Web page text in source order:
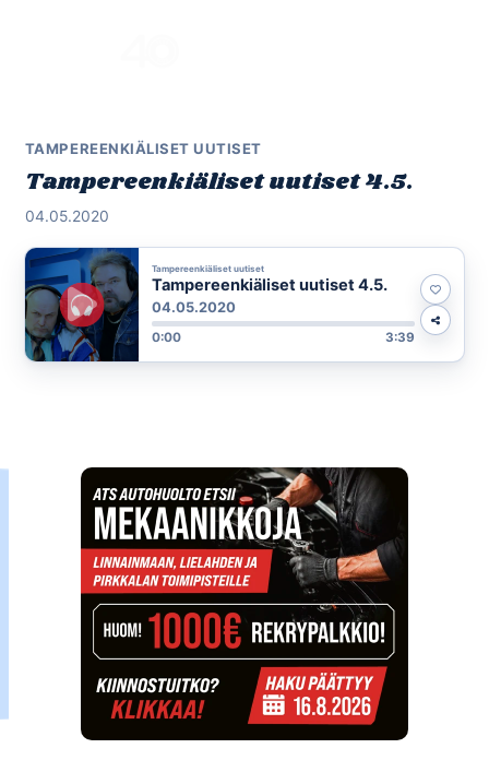
TAMPEREENKIÄLISET UUTISET
Tampereenkiäliset uutiset 4.5.
04.05.2020
Tampereenkiäliset uutiset
Tampereenkiäliset uutiset 4.5.
04.05.2020
0:00 3:39